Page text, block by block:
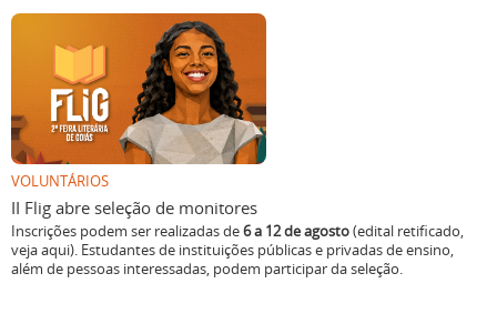
VOLUNTÁRIOS
II Flig abre seleção de monitores
Inscrições podem ser realizadas de6 a 12 de agosto(edital retificado,
veja aqui). Estudantes de instituições públicas e privadas de ensino,
além de pessoas interessadas, podem participar da seleção.